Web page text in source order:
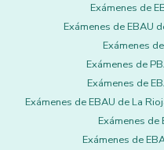
Exámenes de
Exámenes de EBAU
Exámenes
Exámenes de
Exámenes de
Exámenes de EBAU de La
Exámenes de
Exámenes de